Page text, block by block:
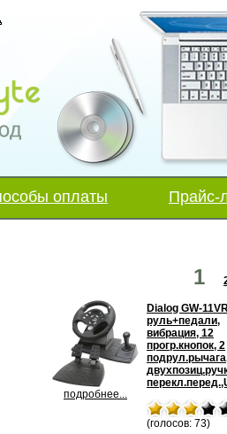
оплаты Прайс-
1
подробнее...
Dialog GW-
руль+педали,
вибрация, 12
прогр.кнопок, 2
(голосов: 73)